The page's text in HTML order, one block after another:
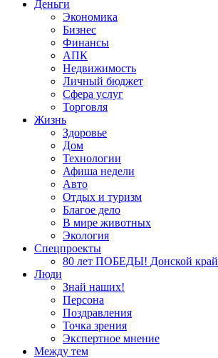
Деньги
Экономика
Бизнес
Финансы
АПК
Недвижимость
Личный бюджет
Сфера услуг
Торговля
Жизнь
Здоровье
Дом
Технологии
Афиша недели
Авто
Отдых и туризм
Благое дело
В мире животных
Экология
Спецпроекты
80 лет ПОБЕДЫ! Донской край
Люди
Знай наших!
Персона
Поздравления
Точка зрения
Экспертное мнение
Между тем